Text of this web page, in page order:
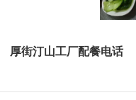
厚街汀山工厂配餐电话